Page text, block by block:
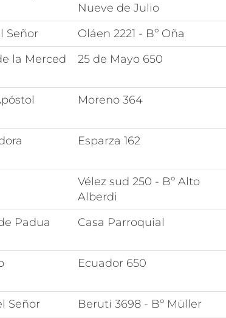
Nueve de Julio
Señor Oláen 2221 - Bº Oña
la Merced 25 de Mayo 650
Moreno 364
Esparza 162
Vélez sud 250 - Bº Alto
Alberdi
Padua Casa Parroquial
Ecuador 650
Señor Beruti 3698 - Bº Müller